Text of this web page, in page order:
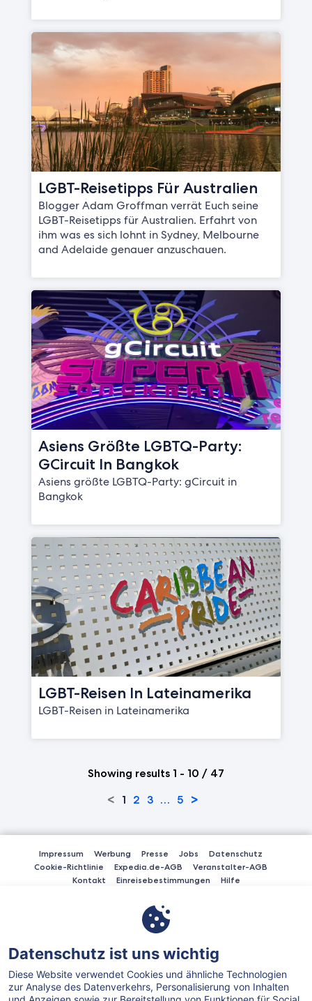
LGBT-Reisetipps Für Australien
Blogger Adam Groffman verrät Euch seine
LGBT-Reisetipps für Australien. Erfahrt von
ihm was es sich lohnt in Sydney, Melbourne
and Adelaide genauer anzuschauen.
Asiens Größte LGBTQ-Party:
GCircuit In Bangkok
Asiens größte LGBTQ-Party: gCircuit in
Bangkok
LGBT-Reisen In Lateinamerika
LGBT-Reisen in Lateinamerika
Showing results 1 - 10 / 47
< 1 2 3 … 5 >
Impressum Werbung Presse Jobs
Datenschutz
Cookie-Richtlinie
Expedia.de-AGB
Veranstalter-AGB
Kontakt
Einreisebestimmungen Hilfe
Expedia.de akzeptiert die Zahlung per American Express, Diner's Club
International, MasterCard, Visa, Visa Electron, CartaSi, Carte Bleue,
PayPal, Lastschrift (ELV) und Sofortüberweisung.
Expedia, Inc. ist für den Inhalt externer Links nicht verantwortlich.
Datenschutz ist uns wichtig
Diese Website verwendet Cookies und ähnliche Technologien
zur Analyse des Datenverkehrs, Personalisierung von Inhalten